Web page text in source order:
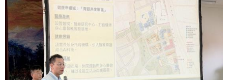
動
公
告